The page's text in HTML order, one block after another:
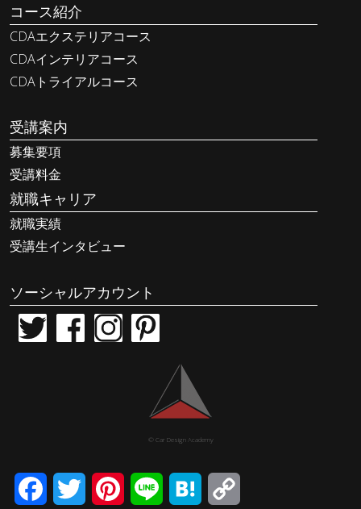
コース紹介
CDAエクステリアコース
CDAインテリアコース
CDAトライアルコース
受講案内
募集要項
受講料金
就職キャリア
就職実績
受講生インタビュー
ソーシャルアカウント
© Car Design Academy
FacebookTwitter PinterestLine Hatena